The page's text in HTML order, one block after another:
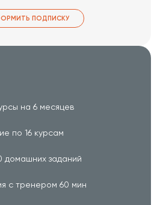
ПОДПИСКУ
на 6 месяцев
по 16 курсам
домашних заданий
с тренером 60 мин